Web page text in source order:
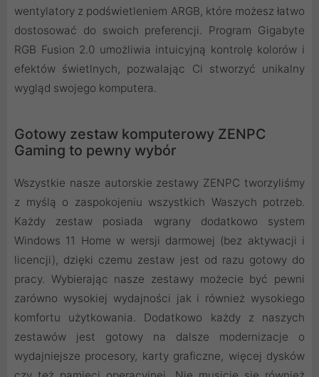
wentylatory z podświetleniem ARGB, które możesz łatwo
dostosować do swoich preferencji. Program Gigabyte
RGB Fusion 2.0 umożliwia intuicyjną kontrolę kolorów i
efektów świetlnych, pozwalając Ci stworzyć unikalny
wygląd swojego komputera.
Gotowy zestaw komputerowy ZENPC
Gaming to pewny wybór
Wszystkie nasze autorskie zestawy ZENPC tworzyliśmy
z myślą o zaspokojeniu wszystkich Waszych potrzeb.
Każdy zestaw posiada wgrany dodatkowo system
Windows 11 Home w wersji darmowej (bez aktywacji i
licencji), dzięki czemu zestaw jest od razu gotowy do
pracy. Wybierając nasze zestawy możecie być pewni
zarówno wysokiej wydajności jak i również wysokiego
komfortu użytkowania. Dodatkowo każdy z naszych
zestawów jest gotowy na dalsze modernizacje o
wydajniejsze procesory, karty graficzne, więcej dysków